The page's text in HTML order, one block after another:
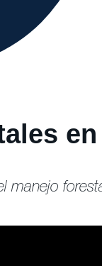
manejo